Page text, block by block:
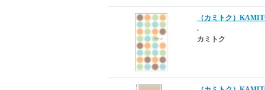
（カミトク）
.
カミトク